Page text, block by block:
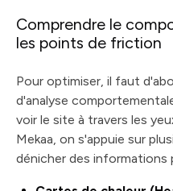
Comprendre le
les points de friction
Pour optimiser, il faut
d'analyse
voir le site à travers les
Mekaa, on s'appuie sur
dénicher des informations